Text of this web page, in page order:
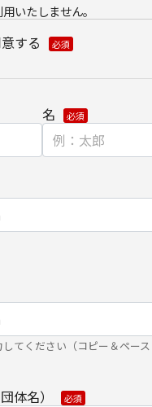
いたしません。
セス履歴を取得する場合が
よび、これに基づく販売促
さまアクセス情報の取り
人情報を安全に管理し、以
開示・提供しません。
に、適切な機密保持契約
するために、当社のグル
提供頂いた個人情報の全て
する
名
てください（コピー＆ペース
体名）